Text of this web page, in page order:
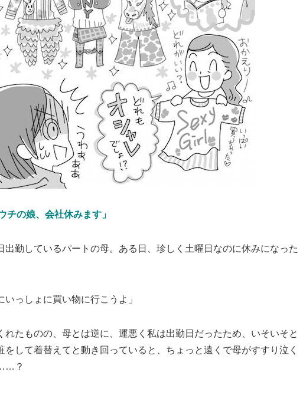
チの娘、会社休みます」
勤しているパートの母。ある日、珍しく土曜日なのに休みになった
いっしょに買い物に行こうよ」
たものの、母とは逆に、運悪く私は出勤日だったため、いそいそと
をして着替えてと動き回っていると、ちょっと遠くで母がすすり泣く
？